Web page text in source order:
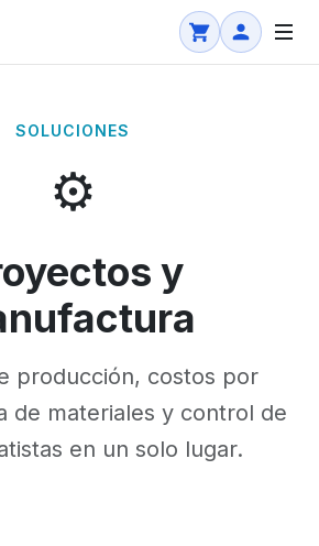
SOLUCIONES
⚙️
y
producción, costos por
de materiales y control de
en un solo lugar.